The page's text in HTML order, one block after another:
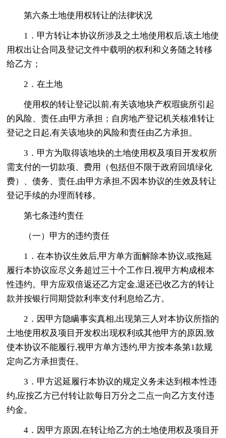
第六条土地使用权转让的法律状况
1．甲方转让本协议所涉及之土地使用权后,该土地使
用权出让合同及登记文件中载明的权利和义务随之转移
给乙方；
2．在土地
使用权的转让登记以前,有关该地块产权瑕疵所引起
的风险、责任,由甲方承担；自房地产登记机关核准转让
登记之日起,有关该地块的风险和责任由乙方承担。
3．甲方为取得该地块的土地使用权及项目开发权所
需支付的一切款项、费用（包括但不限于政府回填绿化
费）、债务、责任,由甲方承担,不因本协议的生效及转让
登记手续的办理而转移。
第七条违约责任
（一）甲方的违约责任
1．在本协议生效后,甲方单方面解除本协议,或拖延
履行本协议应尽义务超过三十个工作日,视甲方构成根本
性违约。甲方应双倍返还乙方定金,退还已收乙方的转让
款并按银行同期贷款利率支付利息给乙方。
2．因甲方隐瞒事实真相,出现第三人对本协议所指的
土地使用权及项目开发权出现权利或其他甲方的原因,致
使本协议不能履行,视甲方单方违约,甲方按本条第1款规
定向乙方承担责任。
3．甲方迟延履行本协议的规定义务未达到根本性违
约,应按乙方已付转让款每日万分之二点一向乙方支付违
约金。
4．因甲方原因,在转让给乙方的土地使用权及项目开